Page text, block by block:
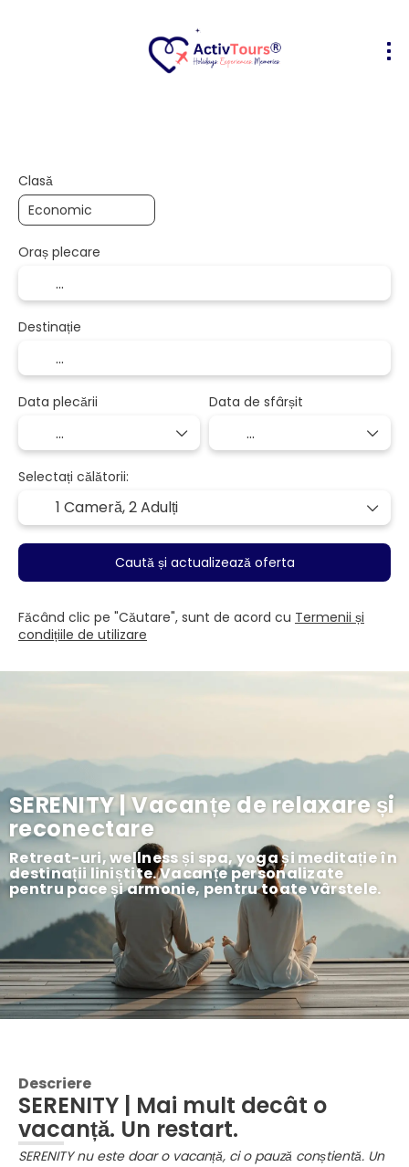
SERENITY | Vacanțe de relaxare și
reconectare
Retreat-uri, wellness și spa, yoga și meditație în
destinații liniștite. Vacanțe personalizate
pentru pace și armonie, pentru toate vârstele.
Clasă
Oraș plecare
Destinație
Data plecării Data de sfârșit
Selectați călătorii:
1 Cameră,2 Adulți
Caută și actualizează oferta
Făcând clic pe "Căutare", sunt de acord cu Termenii și
condițiile de utilizare
Descriere
SERENITY | Mai mult decât o
vacanță. Un restart.
SERENITY nu este doar o vacanță, ci o pauză conștientă. Un